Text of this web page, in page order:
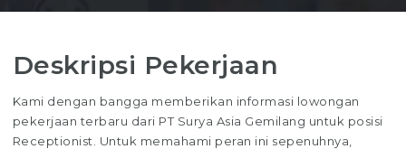
Deskripsi Pekerjaan
Kami dengan bangga memberikan informasi lowongan
pekerjaan terbaru dari PT Surya Asia Gemilang untuk posisi
Receptionist. Untuk memahami peran ini sepenuhnya,